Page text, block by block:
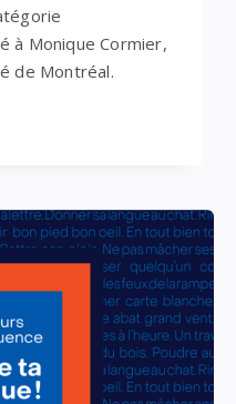
à Monique Cormier,
de Montréal.